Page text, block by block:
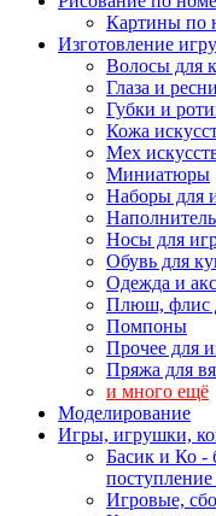
Картины по
Изготовление
Волосы для
Глаза и
Губки и
Кожа
Мех
Миниатюры
Наборы для
Носы для
Обувь для
Одежда и
Плюш, флис
Помпоны
Прочее для
Пряжа для
и много ещё
Моделирование
Игры, игрушки,
Басик и Ко -
Игровые,